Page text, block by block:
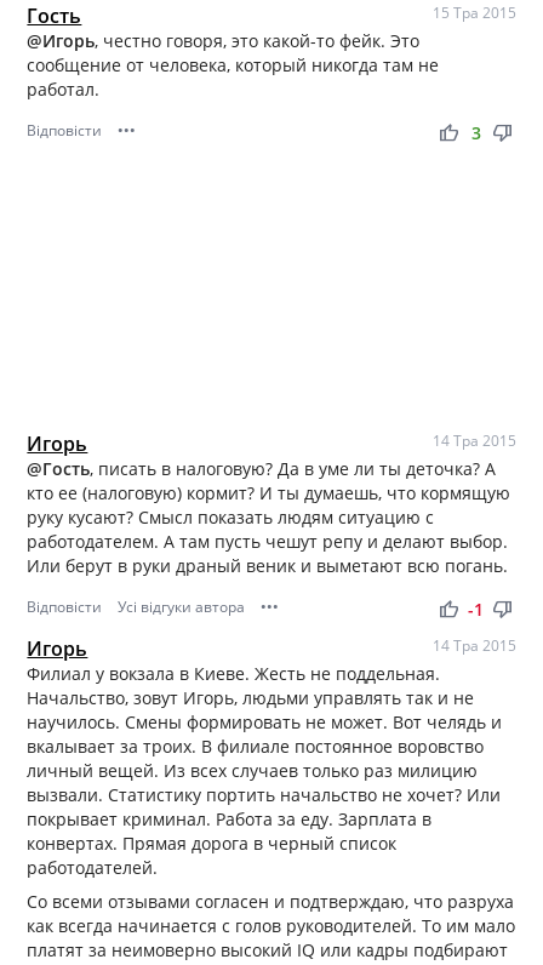
Гость 15 Тра 2015
@Игорь, честно говоря, это какой-то фейк. Это
сообщение от человека, который никогда там не
работал.
Відповісти ••• thumb_up thumb_down
3
Игорь 14 Тра 2015
@Гость, писать в налоговую? Да в уме ли ты деточка? А
кто ее (налоговую) кормит? И ты думаешь, что кормящую
руку кусают? Смысл показать людям ситуацию с
работодателем. А там пусть чешут репу и делают выбор.
Или берут в руки драный веник и выметают всю погань.
Відповісти Усі відгуки автора ••• thumb_up thumb_down
-1
Игорь 14 Тра 2015
Филиал у вокзала в Киеве. Жесть не поддельная.
Начальство, зовут Игорь, людьми управлять так и не
научилось. Смены формировать не может. Вот челядь и
вкалывает за троих. В филиале постоянное воровство
личный вещей. Из всех случаев только раз милицию
вызвали. Статистику портить начальство не хочет? Или
покрывает криминал. Работа за еду. Зарплата в
конвертах. Прямая дорога в черный список
работодателей.
Со всеми отзывами согласен и подтверждаю, что разруха
как всегда начинается с голов руководителей. То им мало
платят за неимоверно высокий IQ или кадры подбирают